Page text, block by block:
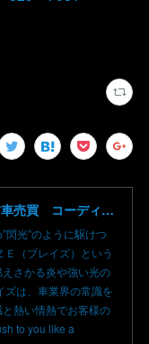
高崎で輸入車修理 中古車売買 コーディングならBLAZE（ブレイズ）へ│BLAZE Total Car Support & Modify in Takasaki Gunma
閃光”のように駆けつ
（ブレイズ）という
さかる炎や強い光の
ズは、車業界の常識を
熱い情熱でお客様の
to you like a